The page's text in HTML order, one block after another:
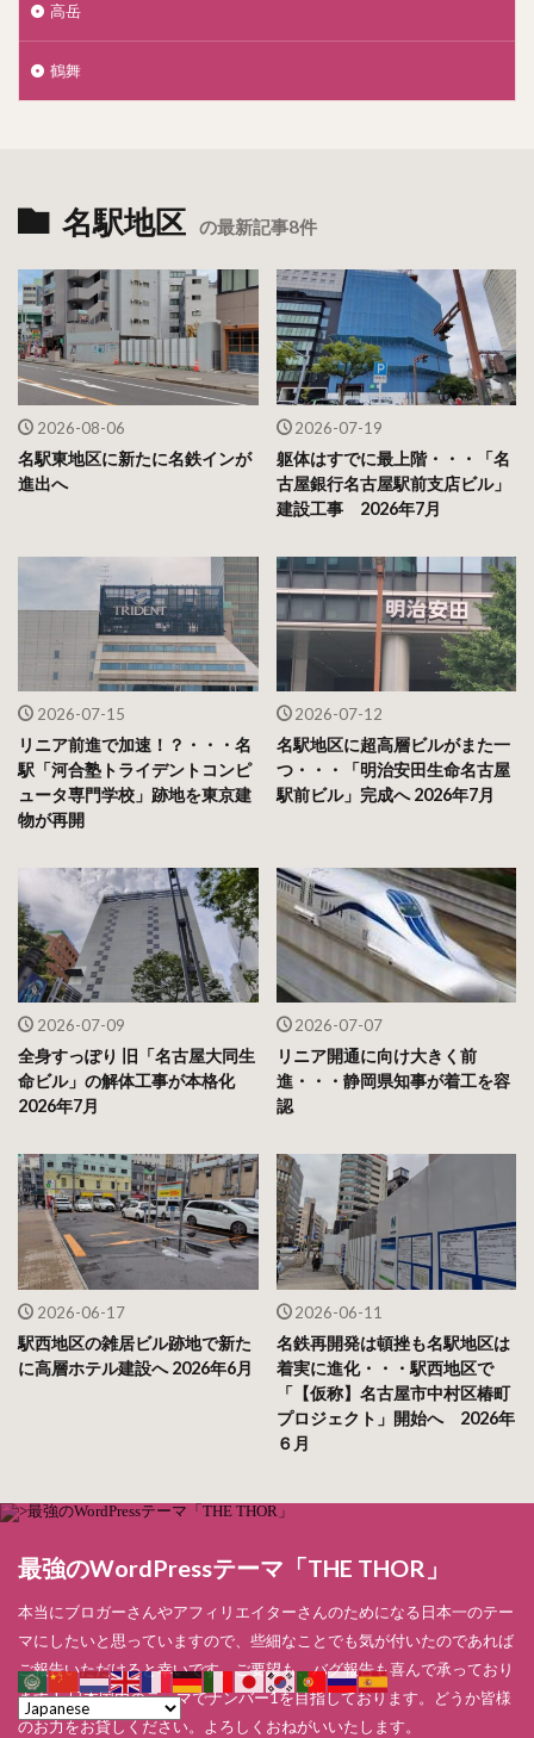
高岳
鶴舞
名駅地区 の最新記事8件
2026-08-06
名駅東地区に新たに名鉄インが
進出へ
2026-07-19
躯体はすでに最上階・・・「名
古屋銀行名古屋駅前支店ビル」
建設工事 2026年7月
2026-07-15
リニア前進で加速！？・・・名
駅「河合塾トライデントコンピ
ュータ専門学校」跡地を東京建
物が再開
2026-07-12
名駅地区に超高層ビルがまた一
つ・・・「明治安田生命名古屋
駅前ビル」完成へ 2026年7月
2026-07-09
全身すっぽり 旧「名古屋大同生
命ビル」の解体工事が本格化
2026年7月
2026-07-07
リニア開通に向け大きく前
進・・・静岡県知事が着工を容
認
2026-06-17
駅西地区の雑居ビル跡地で新た
に高層ホテル建設へ 2026年6月
2026-06-11
名鉄再開発は頓挫も名駅地区は
着実に進化・・・駅西地区で
「【仮称】名古屋市中村区椿町
プロジェクト」開始へ 2026年
６月
最強のWordPressテーマ「THE THOR」
本当にブロガーさんやアフィリエイターさんのためになる日本一のテー
マにしたいと思っていますので、些細なことでも気が付いたのであれば
ご報告いただけると幸いです。ご要望も、バグ報告も喜んで承っており
ます！ 日本国内のテーマでナンバー1を目指しております。どうか皆様
のお力をお貸しください。よろしくおねがいいたします。